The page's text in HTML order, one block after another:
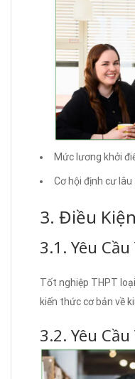
Mức lương khởi
Cơ hội định cư
3. Điều
3.1. Yêu Cầu
Tốt nghiệp THPT
kiến thức cơ bản về
3.2. Yêu